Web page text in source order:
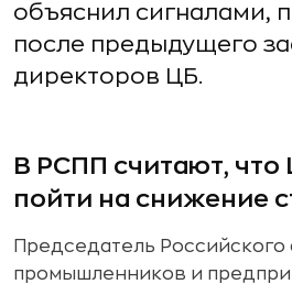
объяснил сигналами,
после предыдущего
директоров ЦБ.
В РСПП считают,
пойти на снижение
Председатель Российского
промышленников и